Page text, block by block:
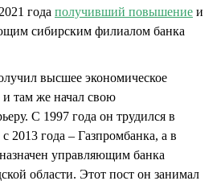
года получивший повышение и
сибирским филиалом банка
высшее экономическое
и там же начал свою
С 1997 года он трудился в
2013 года – Газпромбанка, а в
управляющим банка
области. Этот пост он занимал